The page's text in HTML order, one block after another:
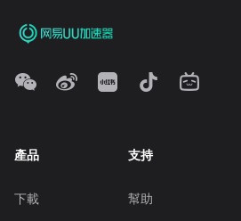
產品
下載
支持
幫助